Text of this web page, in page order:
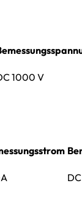
1000 V